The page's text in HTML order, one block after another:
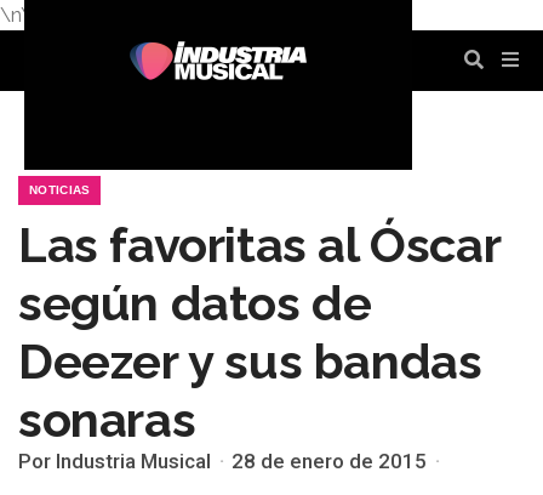
\n\n
NOTICIAS
Las favoritas al Óscar
según datos de
Deezer y sus bandas
sonaras
Por Industria Musical 28 de enero de 2015